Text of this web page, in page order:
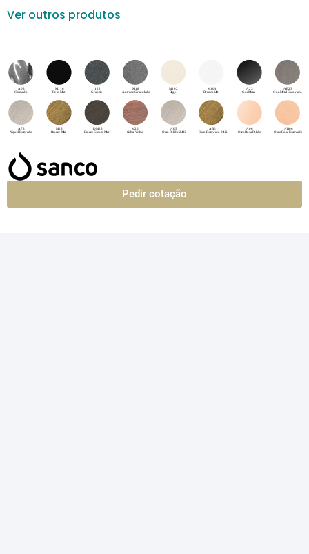
Ver outros produtos
Pedir cotação